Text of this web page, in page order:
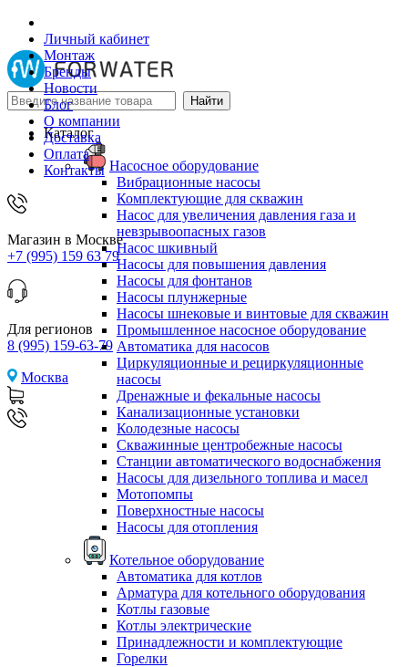
Личный кабинет
Монтаж
Бренды
Новости
Блог
О компании
Доставка
Оплата
Контакты
Магазин в Москве
+7 (995) 159 63 79
Для регионов
8 (995) 159-63-79
Москва
Каталог
Насосное оборудование
Вибрационные насосы
Комплектующие для скважин
Насос для увеличения давления газа и
невзрывоопасных газов
Насос шкивный
Насосы для повышения давления
Насосы для фонтанов
Насосы плунжерные
Насосы шнековые и винтовые для скважин
Промышленное насосное оборудование
Автоматика для насосов
Циркуляционные и рециркуляционные
насосы
Дренажные и фекальные насосы
Канализационные установки
Колодезные насосы
Скважинные центробежные насосы
Станции автоматического водоснабжения
Насосы для дизельного топлива и масел
Мотопомпы
Поверхностные насосы
Насосы для отопления
Котельное оборудование
Автоматика для котлов
Арматура для котельного оборудования
Котлы газовые
Котлы электрические
Принадлежности и комплектующие
Горелки